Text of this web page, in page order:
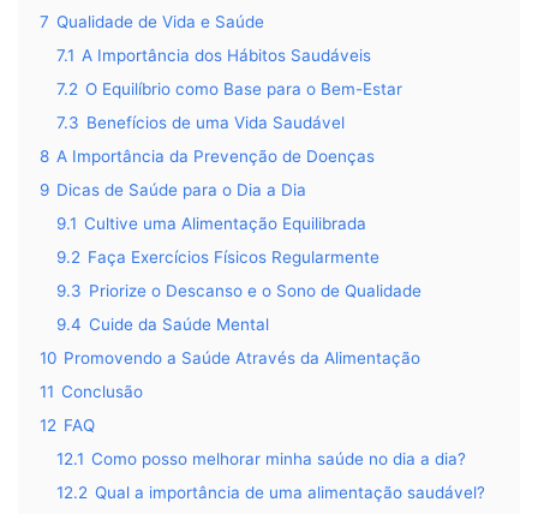
7 Qualidade de Vida e Saúde
7.1 A Importância dos Hábitos Saudáveis
7.2 O Equilíbrio como Base para o Bem-Estar
7.3 Benefícios de uma Vida Saudável
8 A Importância da Prevenção de Doenças
9 Dicas de Saúde para o Dia a Dia
9.1 Cultive uma Alimentação Equilibrada
9.2 Faça Exercícios Físicos Regularmente
9.3 Priorize o Descanso e o Sono de Qualidade
9.4 Cuide da Saúde Mental
10 Promovendo a Saúde Através da Alimentação
11 Conclusão
12 FAQ
12.1 Como posso melhorar minha saúde no dia a dia?
12.2 Qual a importância de uma alimentação saudável?